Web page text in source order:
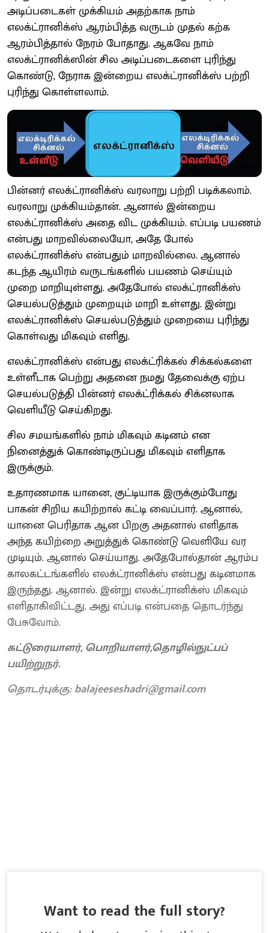
அடிப்படைகள் முக்கியம் அதற்காக நாம்
எலக்ட்ரானிக்ஸ் ஆரம்பித்த வருடம் முதல் கற்க
ஆரம்பித்தால் நேரம் போதாது. ஆகவே நாம்
எலக்ட்ரானிக்ஸின் சில அடிப்படைகளை புரிந்து
கொண்டு, நேராக இன்றைய எலக்ட்ரானிக்ஸ் பற்றி
புரிந்து கொள்ளலாம்.
பின்னர் எலக்ட்ரானிக்ஸ் வரலாறு பற்றி படிக்கலாம்.
வரலாறு முக்கியம்தான். ஆனால் இன்றைய
எலக்ட்ரானிக்ஸ் அதை விட முக்கியம். எப்படி பயணம்
என்பது மாறவில்லையோ, அதே போல்
எலக்ட்ரானிக்ஸ் என்பதும் மாறவில்லை. ஆனால்
கடந்த ஆயிரம் வருடங்களில் பயணம் செய்யும்
முறை மாறியுள்ளது. அதேபோல் எலக்ட்ரானிக்ஸ்
செயல்படுத்தும் முறையும் மாறி உள்ளது. இன்று
எலக்ட்ரானிக்ஸ் செயல்படுத்தும் முறையை புரிந்து
கொள்வது மிகவும் எளிது.
எலக்ட்ரானிக்ஸ் என்பது எலக்ட்ரிக்கல் சிக்கல்களை
உள்ளீடாக பெற்று அதனை நமது தேவைக்கு ஏற்ப
செயல்படுத்தி பின்னர் எலக்ட்ரிக்கல் சிக்னலாக
வெளியீடு செய்கிறது.
சில சமயங்களில் நாம் மிகவும் கடினம் என
நினைத்துக் கொண்டிருப்பது மிகவும் எளிதாக
இருக்கும்.
உதாரணமாக யானை, குட்டியாக இருக்கும்போது
பாகன் சிறிய கயிற்றால் கட்டி வைப்பார். ஆனால்,
யானை பெரிதாக ஆன பிறகு அதனால் எளிதாக
அந்த கயிற்றை அறுத்துக் கொண்டு வெளியே வர
முடியும். ஆனால் செய்யாது. அதேபோல்தான் ஆரம்ப
காலகட்டங்களில் எலக்ட்ரானிக்ஸ் என்பது கடினமாக
இருந்தது. ஆனால். இன்று எலக்ட்ரானிக்ஸ் மிகவும்
எளிதாகிவிட்டது. அது எப்படி என்பதை தொடர்ந்து
பேசுவோம்.
கட்டுரையாளர், பொறியாளர்,தொழில்நுட்பப்
பயிற்றுநர்.
தொடர்புக்கு: balajeeseshadri@gmail.com
Want to read the full story?